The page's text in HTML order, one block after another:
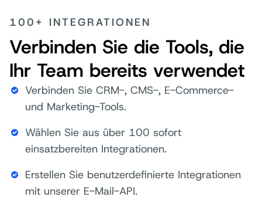
100+ INTEGRATIONEN
Verbinden Sie die Tools, die
Ihr Team bereits verwendet
Verbinden Sie CRM-, CMS-, E-Commerce-
und Marketing-Tools.
Wählen Sie aus über 100 sofort
einsatzbereiten Integrationen.
Erstellen Sie benutzerdefinierte Integrationen
mit unserer E-Mail-API.